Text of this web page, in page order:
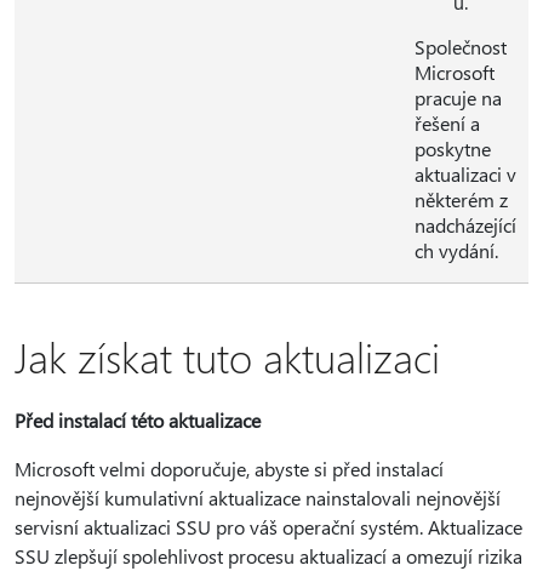
Společnost
Microsoft
pracuje na
řešení a
poskytne
aktualizaci v
některém z
nadcházející
ch vydání.
Jak získat tuto aktualizaci
Před instalací této aktualizace
Microsoft velmi doporučuje, abyste si před instalací
nejnovější kumulativní aktualizace nainstalovali nejnovější
servisní aktualizaci SSU pro váš operační systém. Aktualizace
SSU zlepšují spolehlivost procesu aktualizací a omezují rizika